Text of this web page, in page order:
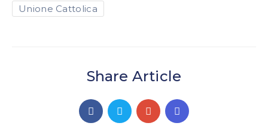
Unione Cattolica
Share Article